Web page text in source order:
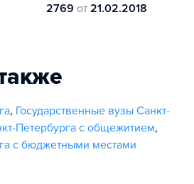
2769 от 21.02.2018
, Государственные вузы Санкт-
Петербурга с общежитием,
с бюджетными местами